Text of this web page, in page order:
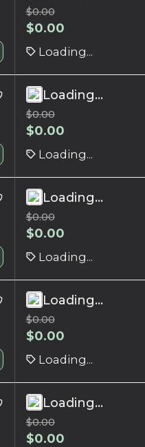
$0.00
$0.00
Loading...
Loading...
$0.00
$0.00
Loading...
Loading...
$0.00
$0.00
Loading...
Loading...
$0.00
$0.00
Loading...
Loading...
$0.00
$0.00